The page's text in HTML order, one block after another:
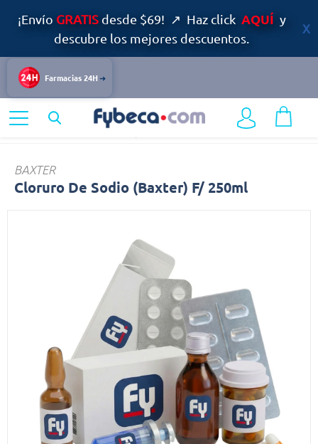
¡Envío GRATISdesde $69! ↗ Haz click AQUÍ y
descubre los mejores descuentos.
Farmacias 24H
Huesos y Articulaciones
BAXTER
Cloruro De Sodio (Baxter) F/ 250ml